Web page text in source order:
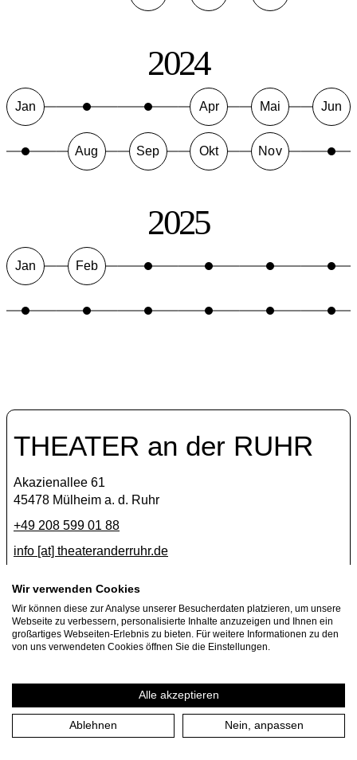
2024
Jan Apr Mai Jun
Aug Sep Okt Nov
2025
Jan Feb
THEATER an der RUHR
Akazienallee 61
45478 Mülheim a. d. Ruhr
+49 208 599 01 88
info [​at​] theateranderruhr.de
Facebook
Instagram
Newsletter
Datenschutzerklärung Cookie-Einstellungen
Wir verwenden Cookies
Wir können diese zur Analyse unserer Besucherdaten platzieren, um unsere
Webseite zu verbessern, personalisierte Inhalte anzuzeigen und Ihnen ein
großartiges Webseiten-Erlebnis zu bieten. Für weitere Informationen zu den
von uns verwendeten Cookies öffnen Sie die Einstellungen.
Alle akzeptieren
Ablehnen Nein, anpassen